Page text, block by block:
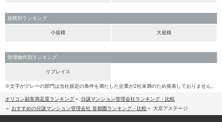
規模別ランキング
小規模 大規模
管理物件別ランキング
リプレイス
※文字がグレーの部門は当社規定の条件を満たした企業が2社未満のため発表しておりません。
オリコン顧客満足度ランキング
分譲マンション管理会社ランキング・比較
おすすめの分譲マンション管理会社 首都圏ランキング・比較
大京アステージ